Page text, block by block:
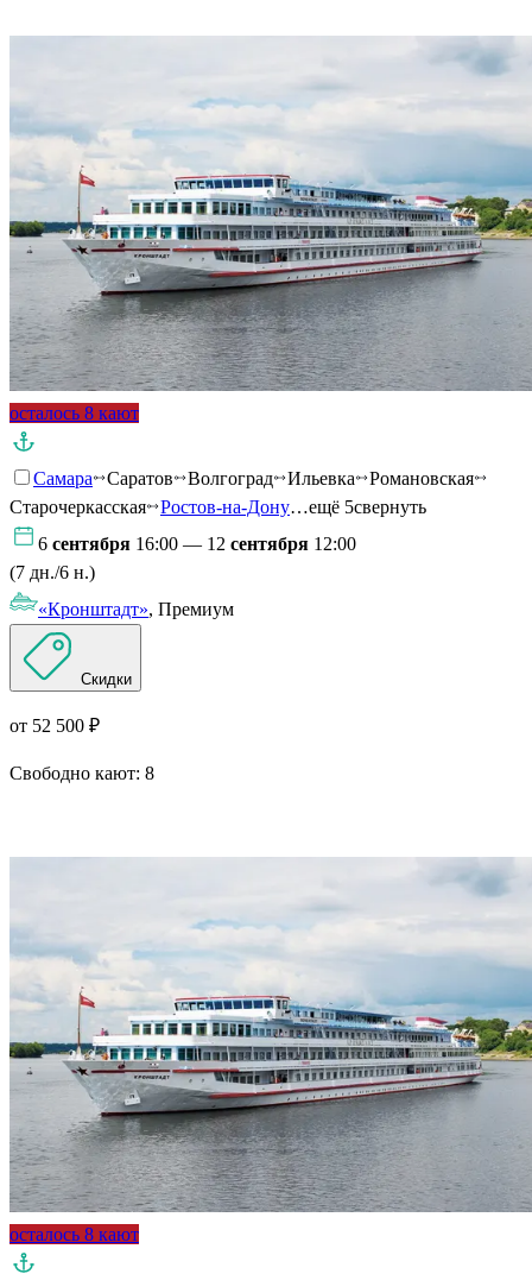
осталось 8 кают
Самара Саратов Волгоград Ильевка
Романовская
Старочеркасская
Ростов-на-Дону…ещё 5свернуть
6 сентября 16:00 — 12 сентября 12:00
(7 дн./6 н.)
«Кронштадт», Премиум
Скидки
от 52 500 ₽
Свободно кают: 8
осталось 8 кают